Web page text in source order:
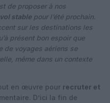
de proposer à nos
stablepour l’été prochain.
sur les destinations les
présent bon espoir que
de voyages aériens se
même dans un contexte
en œuvre pour recruter et
D’ici la fin de